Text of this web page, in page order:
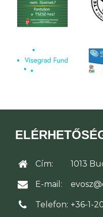
Cím: 1013
E-mail:
Telefon: +36-1-